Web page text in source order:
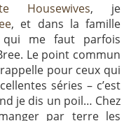
Housewives, je
, et dans la famille
me faut parfois
Le point commun
pour ceux qui
séries – c’est
je dis un poil… Chez
par terre les